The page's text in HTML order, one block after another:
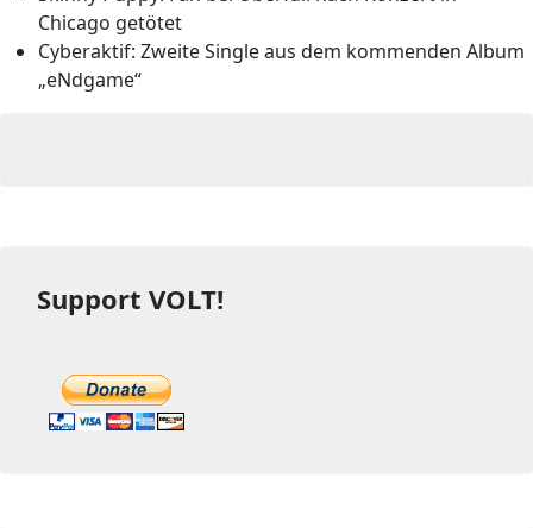
Chicago getötet
Cyberaktif: Zweite Single aus dem kommenden Album
„eNdgame“
Support VOLT!